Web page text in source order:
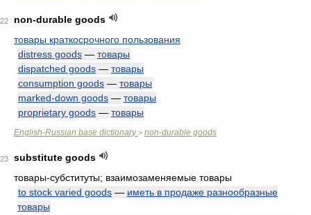
non-durable goods
товары краткосрочного пользования
distress goods — товары
dispatched goods — товары
consumption goods — товары
marked-down goods — товары
proprietary goods — товары
English-Russian base dictionary> non-durable goods
substitute goods
товары-субституты; взаимозаменяемые товары
to stock varied goods — иметь в продаже разнообразные
товары